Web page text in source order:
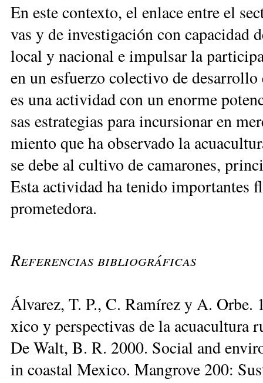
En es­te con­tex­to, el en­la­ce en­tre el
vas y de in­ves­ti­ga­ción con ca­pa­ci­dad
lo­cal y na­cio­nal e im­pul­sar la
en un es­fuer­zo co­lec­ti­vo de
es una ac­ti­vi­dad con un enor­me
sas es­tra­te­gias pa­ra in­cur­sio­nar en
mien­to que ha ob­ser­va­do la
se de­be al cul­ti­vo de ca­ma­ro­nes,
Es­ta ac­ti­vi­dad ha te­ni­do im­por­tan­tes
prome­te­do­ra.
Referencias bibliográficas
Ál­va­rez, T. P., C. Ra­mí­rez y A.
xi­co y pers­pec­ti­vas de la acua­cul­tu­ra
De Walt, B. R. 2000. So­cial and
in coas­tal Me­xi­co. Man­gro­ve 200: